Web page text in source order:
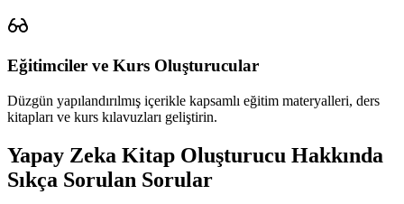
Eğitimciler ve Kurs Oluşturucular
Düzgün yapılandırılmış içerikle kapsamlı eğitim materyalleri, ders
kitapları ve kurs kılavuzları geliştirin.
Yapay Zeka Kitap Oluşturucu Hakkında
Sıkça Sorulan Sorular